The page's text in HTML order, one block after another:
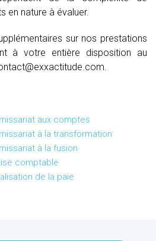
en nature à évaluer.
sur nos prestations
à votre entière disposition au
aux comptes
à la transformation
à la fusion
comptable
de la paie